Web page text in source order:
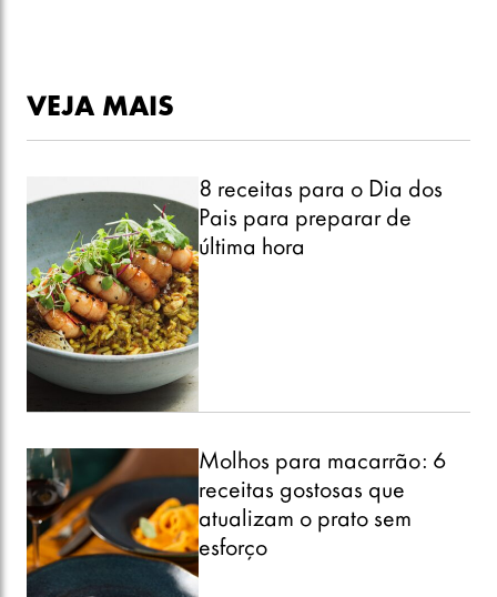
VEJA MAIS
8 receitas para o Dia dos
Pais para preparar de
última hora
Molhos para macarrão: 6
receitas gostosas que
atualizam o prato sem
esforço